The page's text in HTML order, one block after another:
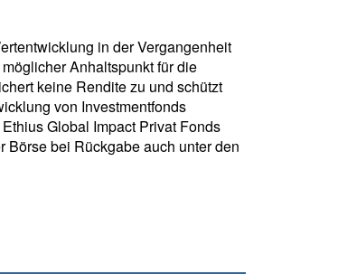
in der Vergangenheit
Anhaltspunkt für die
keine Rendite zu und schützt
von Investmentfonds
Global Impact Privat Fonds
bei Rückgabe auch unter den